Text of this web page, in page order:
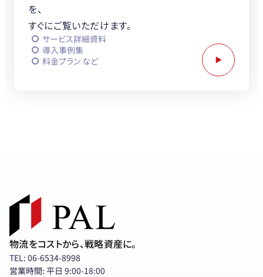
を、
すぐにご覧いただけます。
サービス詳細資料
導入事例集
料金プラン など
物流をコストから、戦略資産に。
TEL: 06-6534-8998
営業時間: 平日 9:00-18:00